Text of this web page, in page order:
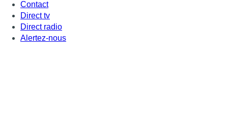
Contact
Direct tv
Direct radio
Alertez-nous